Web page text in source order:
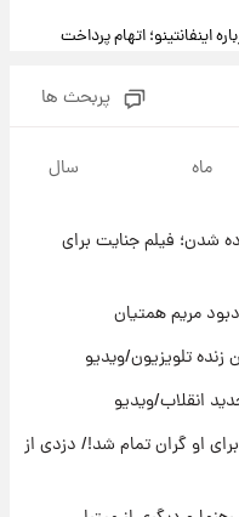
اینفانتینو؛ اتهام پرداخت
افزایش می‌یابد؟
بادوام ترین تانک جهان آشنا
پربحث ها
ماه سال
شدن؛ فیلم جنایت برای
مریم همتیان
تلویزیون/ویدیو
انقلاب/ویدیو
او گران تمام شد!/ دزدی از